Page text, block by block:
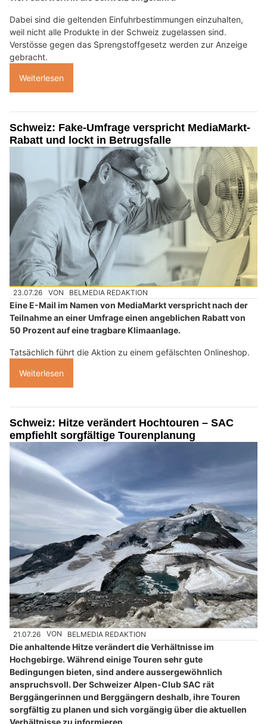
Dabei sind die geltenden Einfuhrbestimmungen einzuhalten,
weil nicht alle Produkte in der Schweiz zugelassen sind.
Verstösse gegen das Sprengstoffgesetz werden zur Anzeige
gebracht.
Weiterlesen
Schweiz: Fake-Umfrage verspricht MediaMarkt-
Rabatt und lockt in Betrugsfalle
23.07.26 VON BELMEDIA REDAKTION
Eine E-Mail im Namen von MediaMarkt verspricht nach der
Teilnahme an einer Umfrage einen angeblichen Rabatt von
50 Prozent auf eine tragbare Klimaanlage.
Tatsächlich führt die Aktion zu einem gefälschten Onlineshop.
Weiterlesen
Schweiz: Hitze verändert Hochtouren – SAC
empfiehlt sorgfältige Tourenplanung
21.07.26 VON BELMEDIA REDAKTION
Die anhaltende Hitze verändert die Verhältnisse im
Hochgebirge. Während einige Touren sehr gute
Bedingungen bieten, sind andere aussergewöhnlich
anspruchsvoll. Der Schweizer Alpen-Club SAC rät
Berggängerinnen und Berggängern deshalb, ihre Touren
sorgfältig zu planen und sich vorgängig über die aktuellen
Verhältnisse zu informieren.